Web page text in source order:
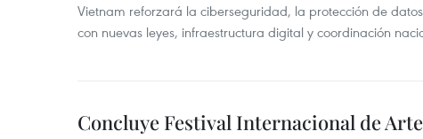
Vietnam reforzará la ciberseguridad, la protección de
con nuevas leyes, infraestructura digital y coordinación
Concluye Festival Internacional de